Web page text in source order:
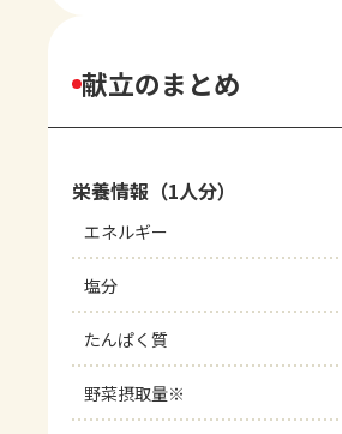
献立のまとめ
栄養情報（1人分）
エネルギー
塩分
たんぱく質
野菜摂取量※